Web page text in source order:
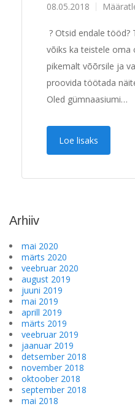
08.05.2018
? Otsid endale tööd?
võiks ka teistele oma
pikemalt võõrsile ja
proovida töötada
Oled gümnaasiumi…
Loe lisaks
Arhiiv
mai 2020
märts 2020
veebruar 2020
august 2019
juuni 2019
mai 2019
aprill 2019
märts 2019
veebruar 2019
jaanuar 2019
detsember 2018
november 2018
oktoober 2018
september 2018
mai 2018